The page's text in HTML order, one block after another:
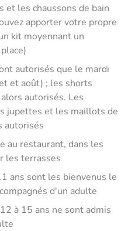
et les chaussons de bain
apporter votre propre
kit moyennant un
autorisés que le mardi
et août) ; les shorts
autorisés. Les
jupettes et les maillots de
autorisés
au restaurant, dans les
les terrasses
ans sont les bienvenus le
d'un adulte
à 15 ans ne sont admis